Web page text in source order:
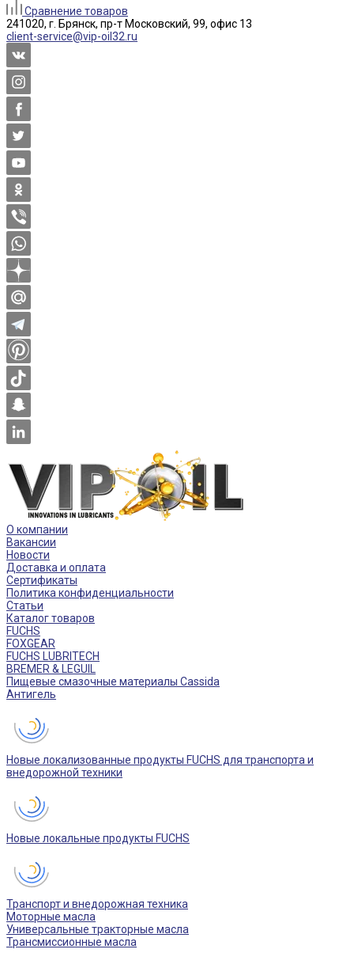
Сравнение товаров
241020, г. Брянск, пр-т Московский, 99, офис 13
client-service@vip-oil32.ru
О компании
Вакансии
Новости
Доставка и оплата
Сертификаты
Политика конфиденциальности
Статьи
Каталог товаров
FUCHS
FOXGEAR
FUCHS LUBRITECH
BREMER & LEGUIL
Пищевые смазочные материалы Cassida
Антигель
Новые локализованные продукты FUCHS для транспорта и
внедорожной техники
Новые локальные продукты FUCHS
Транспорт и внедорожная техника
Моторные масла
Универсальные тракторные масла
Трансмиссионные масла